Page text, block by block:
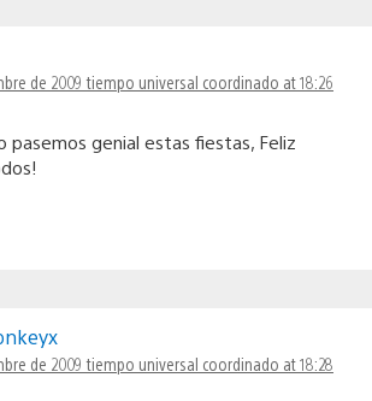
de 2009 tiempo universal coordinado at 18:26
pasemos genial estas fiestas, Feliz
de 2009 tiempo universal coordinado at 18:28